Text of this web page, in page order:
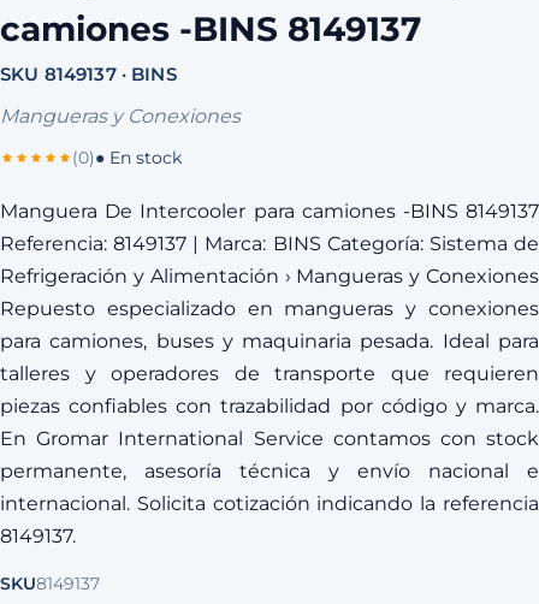
camiones -BINS 8149137
SKU 8149137 · BINS
Mangueras y Conexiones
(0)● En stock
Manguera De Intercooler para camiones -BINS 8149137
Referencia: 8149137 | Marca: BINS Categoría: Sistema de
Refrigeración y Alimentación › Mangueras y Conexiones
Repuesto especializado en mangueras y conexiones
para camiones, buses y maquinaria pesada. Ideal para
talleres y operadores de transporte que requieren
piezas confiables con trazabilidad por código y marca.
En Gromar International Service contamos con stock
permanente, asesoría técnica y envío nacional e
internacional. Solicita cotización indicando la referencia
8149137.
SKU8149137